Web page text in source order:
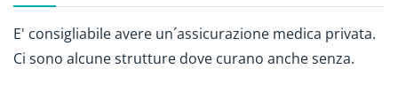
E' consigliabile avere un´assicurazione medica privata.
Ci sono alcune strutture dove curano anche senza.